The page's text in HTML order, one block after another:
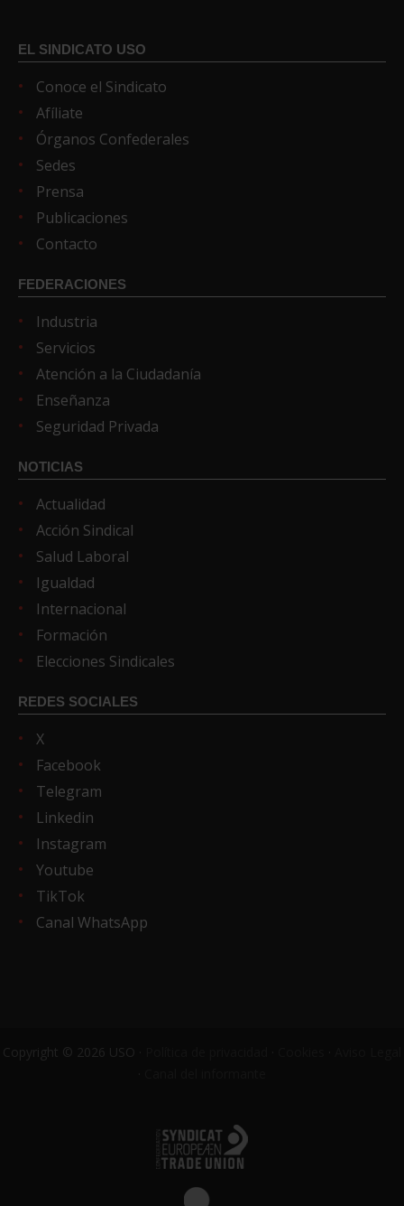
EL SINDICATO USO
Conoce el Sindicato
Afíliate
Órganos Confederales
Sedes
Prensa
Publicaciones
Contacto
FEDERACIONES
Industria
Servicios
Atención a la Ciudadanía
Enseñanza
Seguridad Privada
NOTICIAS
Actualidad
Acción Sindical
Salud Laboral
Igualdad
Internacional
Formación
Elecciones Sindicales
REDES SOCIALES
X
Facebook
Telegram
Linkedin
Instagram
Youtube
TikTok
Canal WhatsApp
Copyright © 2026 USO ·